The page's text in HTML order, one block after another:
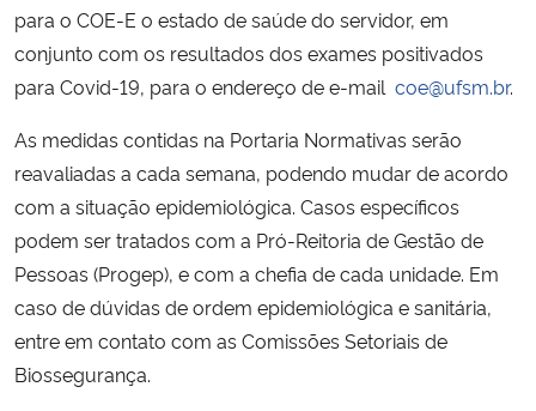
para o COE-E o estado de saúde do servidor, em
conjunto com os resultados dos exames positivados
para Covid-19, para o endereço de e-mail coe@ufsm.br.
As medidas contidas na Portaria Normativas serão
reavaliadas a cada semana, podendo mudar de acordo
com a situação epidemiológica. Casos específicos
podem ser tratados com a Pró-Reitoria de Gestão de
Pessoas (Progep), e com a chefia de cada unidade. Em
caso de dúvidas de ordem epidemiológica e sanitária,
entre em contato com as Comissões Setoriais de
Biossegurança.